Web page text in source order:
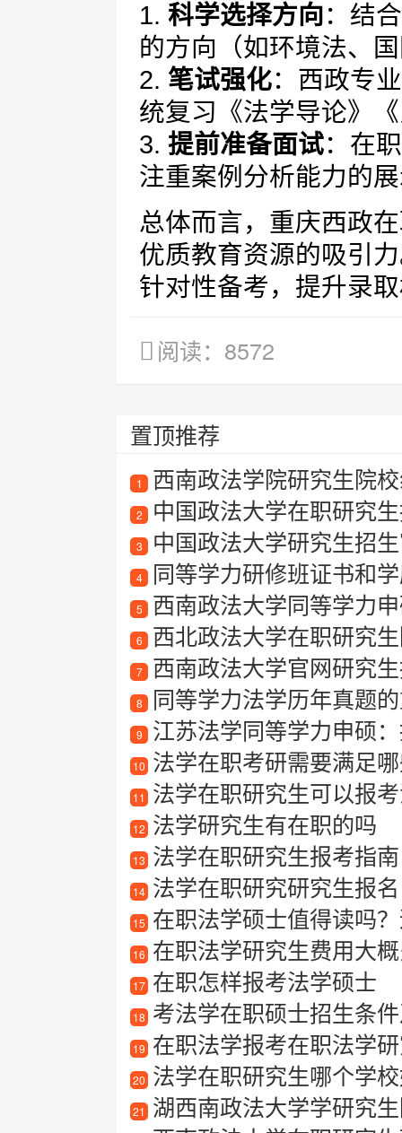
1. 科学选择方向：结
的方向（如环境法、
2. 笔试强化：西政专
统复习《法学导论》
3. 提前准备面试：在
注重案例分析能力的
总体而言，重庆西政
优质教育资源的吸引
针对性备考，提升录
阅读：8572
置顶推荐
1 西南政法学院研究生院
2 中国政法大学在职研究
3 中国政法大学研究生招
4 同等学力研修班证书和
5 西南政法大学同等学力
6 西北政法大学在职研究
7 西南政法大学官网研究
8 同等学力法学历年真题
9 江苏法学同等学力申硕
10 法学在职考研需要满足
11 法学在职研究生可以报
12 法学研究生有在职的吗
13 法学在职研究生报考指南
14 法学在职研究研究生报名
15 在职法学硕士值得读吗
16 在职法学研究生费用大
17 在职怎样报考法学硕士
18 考法学在职硕士招生条
19 在职法学报考在职法学
20 法学在职研究生哪个学
21
湖西南政法大学学研究